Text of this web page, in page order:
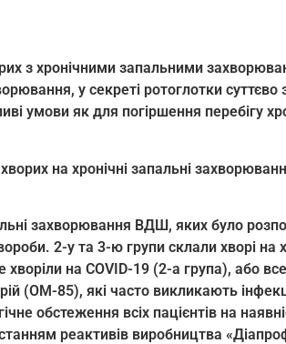
з хронічними запальними
у секреті ротоглотки суттєво
умови як для погіршення перебігу
хворих на хронічні запальні
захворювання ВДШ, яких було
2-у та 3-ю групи склали хворі
хворіли на COVID-19 (2-а група), або
(ОМ-85), які часто викликають
обстеження всіх пацієнтів на
реактивів виробництва